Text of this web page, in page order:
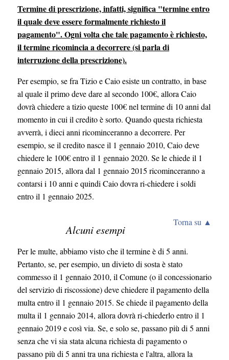
Termine di prescrizione, infatti, significa "termine entro
il quale deve essere formalmente richiesto il
pagamento". Ogni volta che tale pagamento è richiesto,
il termine ricomincia a decorrere (si parla di
interruzione della prescrizione).
Per esempio, se fra Tizio e Caio esiste un contratto, in base
al quale il primo deve dare al secondo 100€, allora Caio
dovrà chiedere a tizio queste 100€ nel termine di 10 anni dal
momento in cui il credito è sorto. Quando questa richiesta
avverrà, i dieci anni ricominceranno a decorrere. Per
esempio, se il credito nasce il 1 gennaio 2010, Caio deve
chiedere le 100€ entro il 1 gennaio 2020. Se le chiede il 1
gennaio 2015, allora dal 1 gennaio 2015 ricominceranno a
contarsi i 10 anni e quindi Caio dovra ri-chiedere i soldi
entro il 1 gennaio 2025.
Torna su ▲
Alcuni esempi
Per le multe, abbiamo visto che il termine è di 5 anni.
Pertanto, se, per esempio, un divieto di sosta è stato
commesso il 1 gennaio 2010, il Comune (o il concessionario
del servizio di riscossione) deve chiedere il pagamento della
multa entro il 1 gennaio 2015. Se chiede il pagamento della
multa il 1 gennaio 2014, allora dovrà ri-chiederlo entro il 1
gennaio 2019 e così via. Se, e solo se, passano più di 5 anni
senza che vi sia stata alcuna richiesta di pagamento o
passano più di 5 anni tra una richiesta e l'altra, allora la